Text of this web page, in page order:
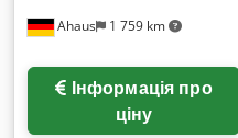
Ahaus 1 759 km
ціну